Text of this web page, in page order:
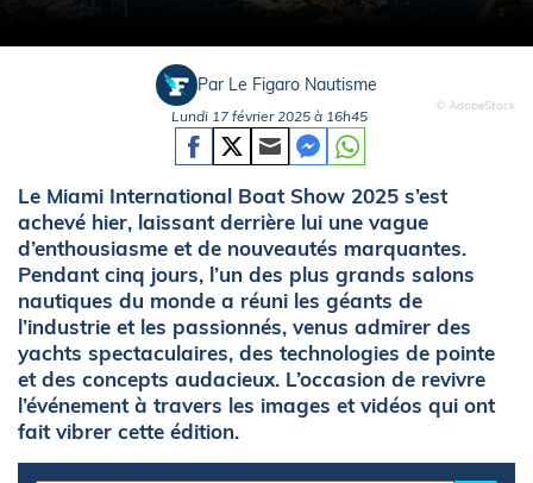
© AdobeStock
Par Le Figaro Nautisme
Lundi 17 février 2025 à 16h45
Le Miami International Boat Show 2025 s’est
achevé hier, laissant derrière lui une vague
d’enthousiasme et de nouveautés marquantes.
Pendant cinq jours, l’un des plus grands salons
nautiques du monde a réuni les géants de
l’industrie et les passionnés, venus admirer des
yachts spectaculaires, des technologies de pointe
et des concepts audacieux. L’occasion de revivre
l’événement à travers les images et vidéos qui ont
fait vibrer cette édition.